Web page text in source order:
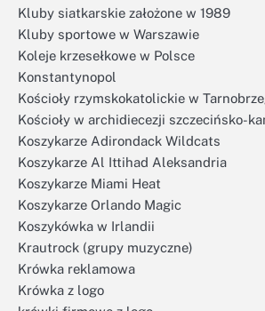
Kluby siatkarskie założone w 1989
Kluby sportowe w Warszawie
Koleje krzesełkowe w Polsce
Konstantynopol
Kościoły rzymskokatolickie w
Kościoły w archidiecezji szczecińsko-
Koszykarze Adirondack Wildcats
Koszykarze Al Ittihad Aleksandria
Koszykarze Miami Heat
Koszykarze Orlando Magic
Koszykówka w Irlandii
Krautrock (grupy muzyczne)
Krówka reklamowa
Krówka z logo